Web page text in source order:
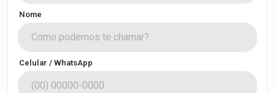
Nome
Celular / WhatsApp